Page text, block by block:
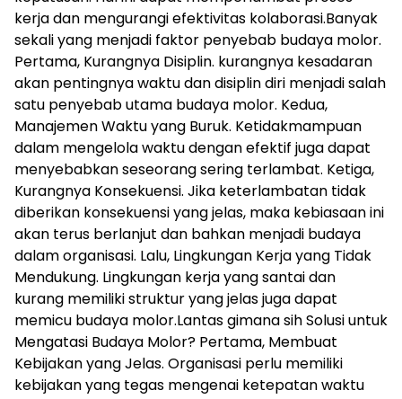
kerja dan mengurangi efektivitas kolaborasi.Banyak
sekali yang menjadi faktor penyebab budaya molor.
Pertama, Kurangnya Disiplin. kurangnya kesadaran
akan pentingnya waktu dan disiplin diri menjadi salah
satu penyebab utama budaya molor. Kedua,
Manajemen Waktu yang Buruk. Ketidakmampuan
dalam mengelola waktu dengan efektif juga dapat
menyebabkan seseorang sering terlambat. Ketiga,
Kurangnya Konsekuensi. Jika keterlambatan tidak
diberikan konsekuensi yang jelas, maka kebiasaan ini
akan terus berlanjut dan bahkan menjadi budaya
dalam organisasi. Lalu, Lingkungan Kerja yang Tidak
Mendukung. Lingkungan kerja yang santai dan
kurang memiliki struktur yang jelas juga dapat
memicu budaya molor.Lantas gimana sih Solusi untuk
Mengatasi Budaya Molor? Pertama, Membuat
Kebijakan yang Jelas. Organisasi perlu memiliki
kebijakan yang tegas mengenai ketepatan waktu